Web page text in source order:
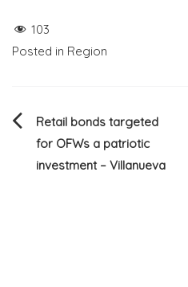
103
Posted in Region
Post
navigation
Retail bonds targeted
for OFWs a patriotic
investment – Villanueva